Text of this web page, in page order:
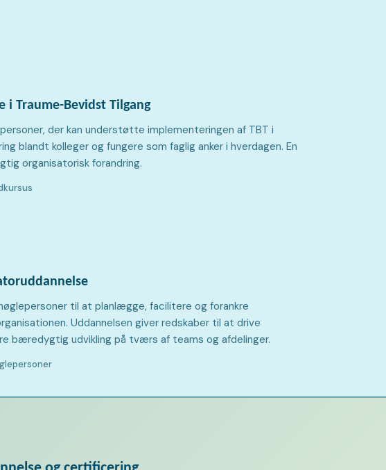
i Traume-Bevidst Tilgang
der kan understøtte implementeringen af TBT i
blandt kolleger og fungere som faglig anker i hverdagen. En
organisatorisk forandring.
til at planlægge, facilitere og forankre
Uddannelsen giver redskaber til at drive
bæredygtig udvikling på tværs af teams og afdelinger.